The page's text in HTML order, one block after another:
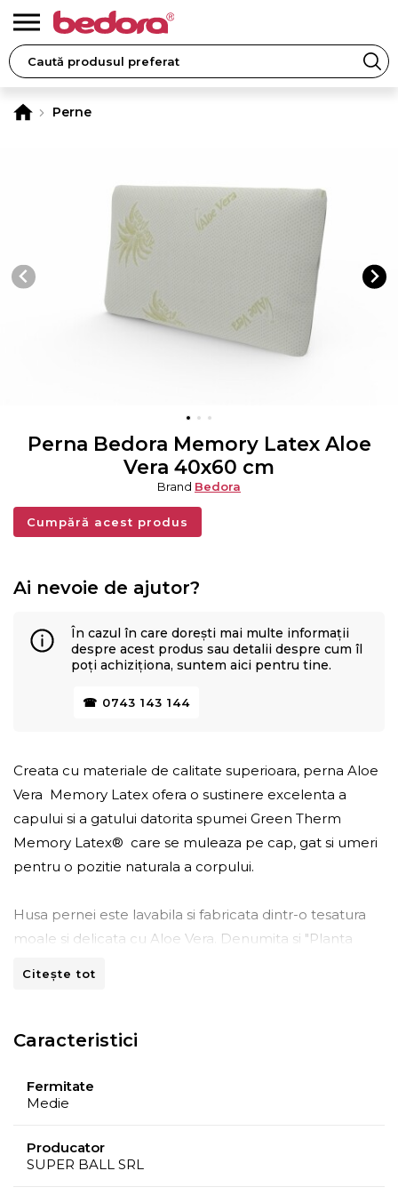
Perne
Perna Bedora Memory Latex Aloe
Vera 40x60 cm
Brand Bedora
Cumpără acest produs
Ai nevoie de ajutor?
În cazul în care dorești mai multe informații
despre acest produs sau detalii despre cum îl
poți achiziționa, suntem aici pentru tine.
☎ 0743 143 144
Creata cu materiale de calitate superioara, perna Aloe
Vera Memory Latex ofera o sustinere excelenta a
capului si a gatului datorita spumei Green Therm
Memory Latex® care se muleaza pe cap, gat si umeri
pentru o pozitie naturala a corpului.
Husa pernei este lavabila si fabricata dintr-o tesatura
moale si delicata cu Aloe Vera. Denumita si "Planta
terapeutice din timpuri stravechi pentru proprietatile
Confort termic:Structura pernei este prevazuta cu
umiditatii in timpul somnului. Mentinerea unui mediu
principalii factori in aparitia alergiilor.
Citește tot
Caracteristici
Fermitate
Medie
Producator
SUPER BALL SRL